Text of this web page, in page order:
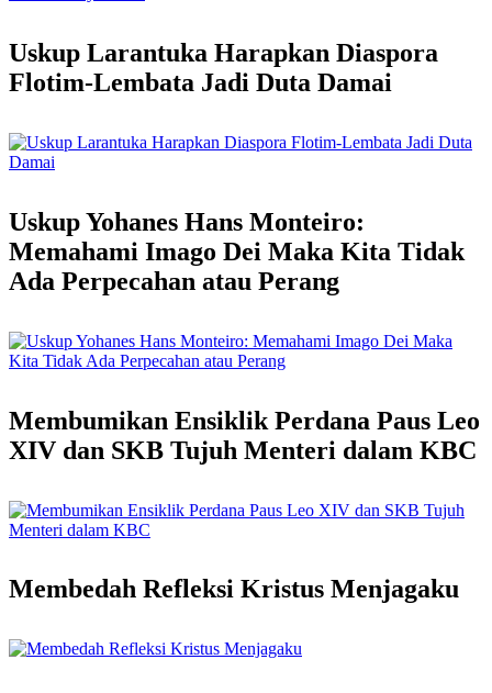
Uskup Larantuka Harapkan Diaspora
Flotim-Lembata Jadi Duta Damai
Uskup Yohanes Hans Monteiro:
Memahami Imago Dei Maka Kita Tidak
Ada Perpecahan atau Perang
Membumikan Ensiklik Perdana Paus Leo
XIV dan SKB Tujuh Menteri dalam KBC
Membedah Refleksi Kristus Menjagaku